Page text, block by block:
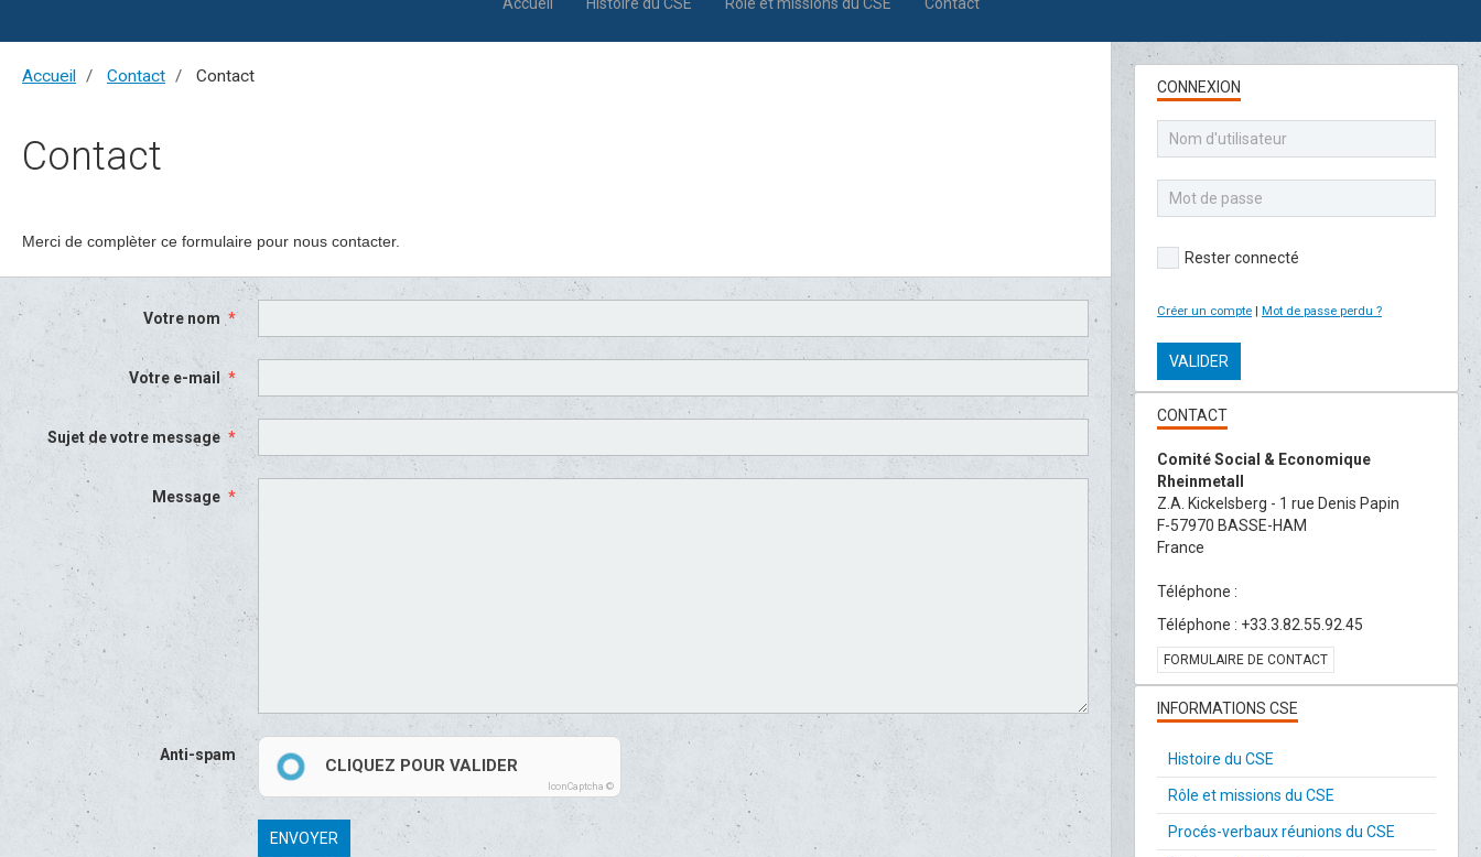
Accueil Contact Contact
Contact
Merci de complèter ce formulaire pour nous contacter.
Votre nom
Votre e-mail
Sujet de votre message
Message
Anti-spam
CLIQUEZ POUR VALIDER
IconCaptcha ©
ENVOYER
CONNEXION
Rester connecté
Créer un compte | Mot de passe perdu ?
VALIDER
CONTACT
Comité Social & Economique
Rheinmetall
Z.A. Kickelsberg - 1 rue Denis Papin
F-57970 BASSE-HAM
France
Téléphone :
Téléphone : +33.3.82.55.92.45
FORMULAIRE DE CONTACT
INFORMATIONS CSE
Histoire du CSE
Rôle et missions du CSE
Procés-verbaux réunions du CSE